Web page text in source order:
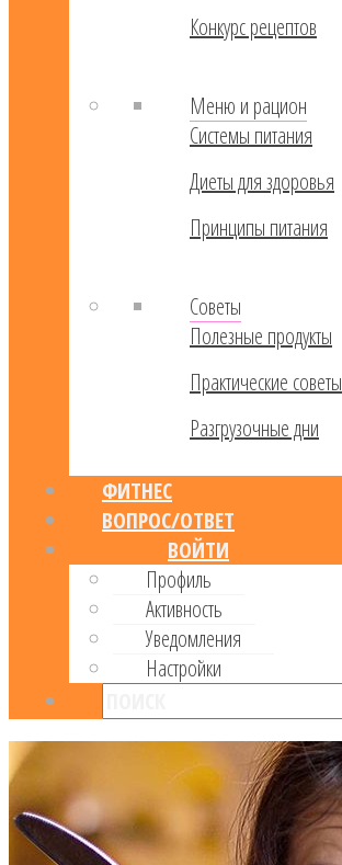
Конкурс рецептов
Меню и рацион
Системы питания
Диеты для здоровья
Принципы питания
Советы
Полезные продукты
Практические советы
Разгрузочные дни
ФИТНЕС
ВОПРОС/ОТВЕТ
ВОЙТИ
Профиль
Активность
Уведомления
Настройки